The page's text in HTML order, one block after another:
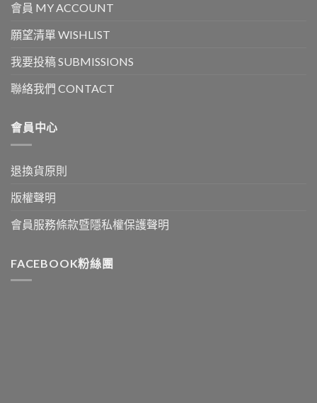
會員 MY ACCOUNT
願望清單 WISHLIST
我要投稿 SUBMISSIONS
聯絡我們 CONTACT
會員中心
退換貨原則
版權聲明
會員服務條款暨隱私權保護聲明
FACEBOOK粉絲團